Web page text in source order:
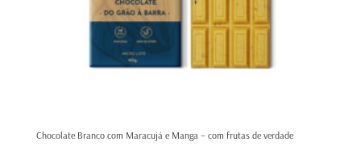
Chocolate Branco com Maracujá e Manga – com frutas de verdade